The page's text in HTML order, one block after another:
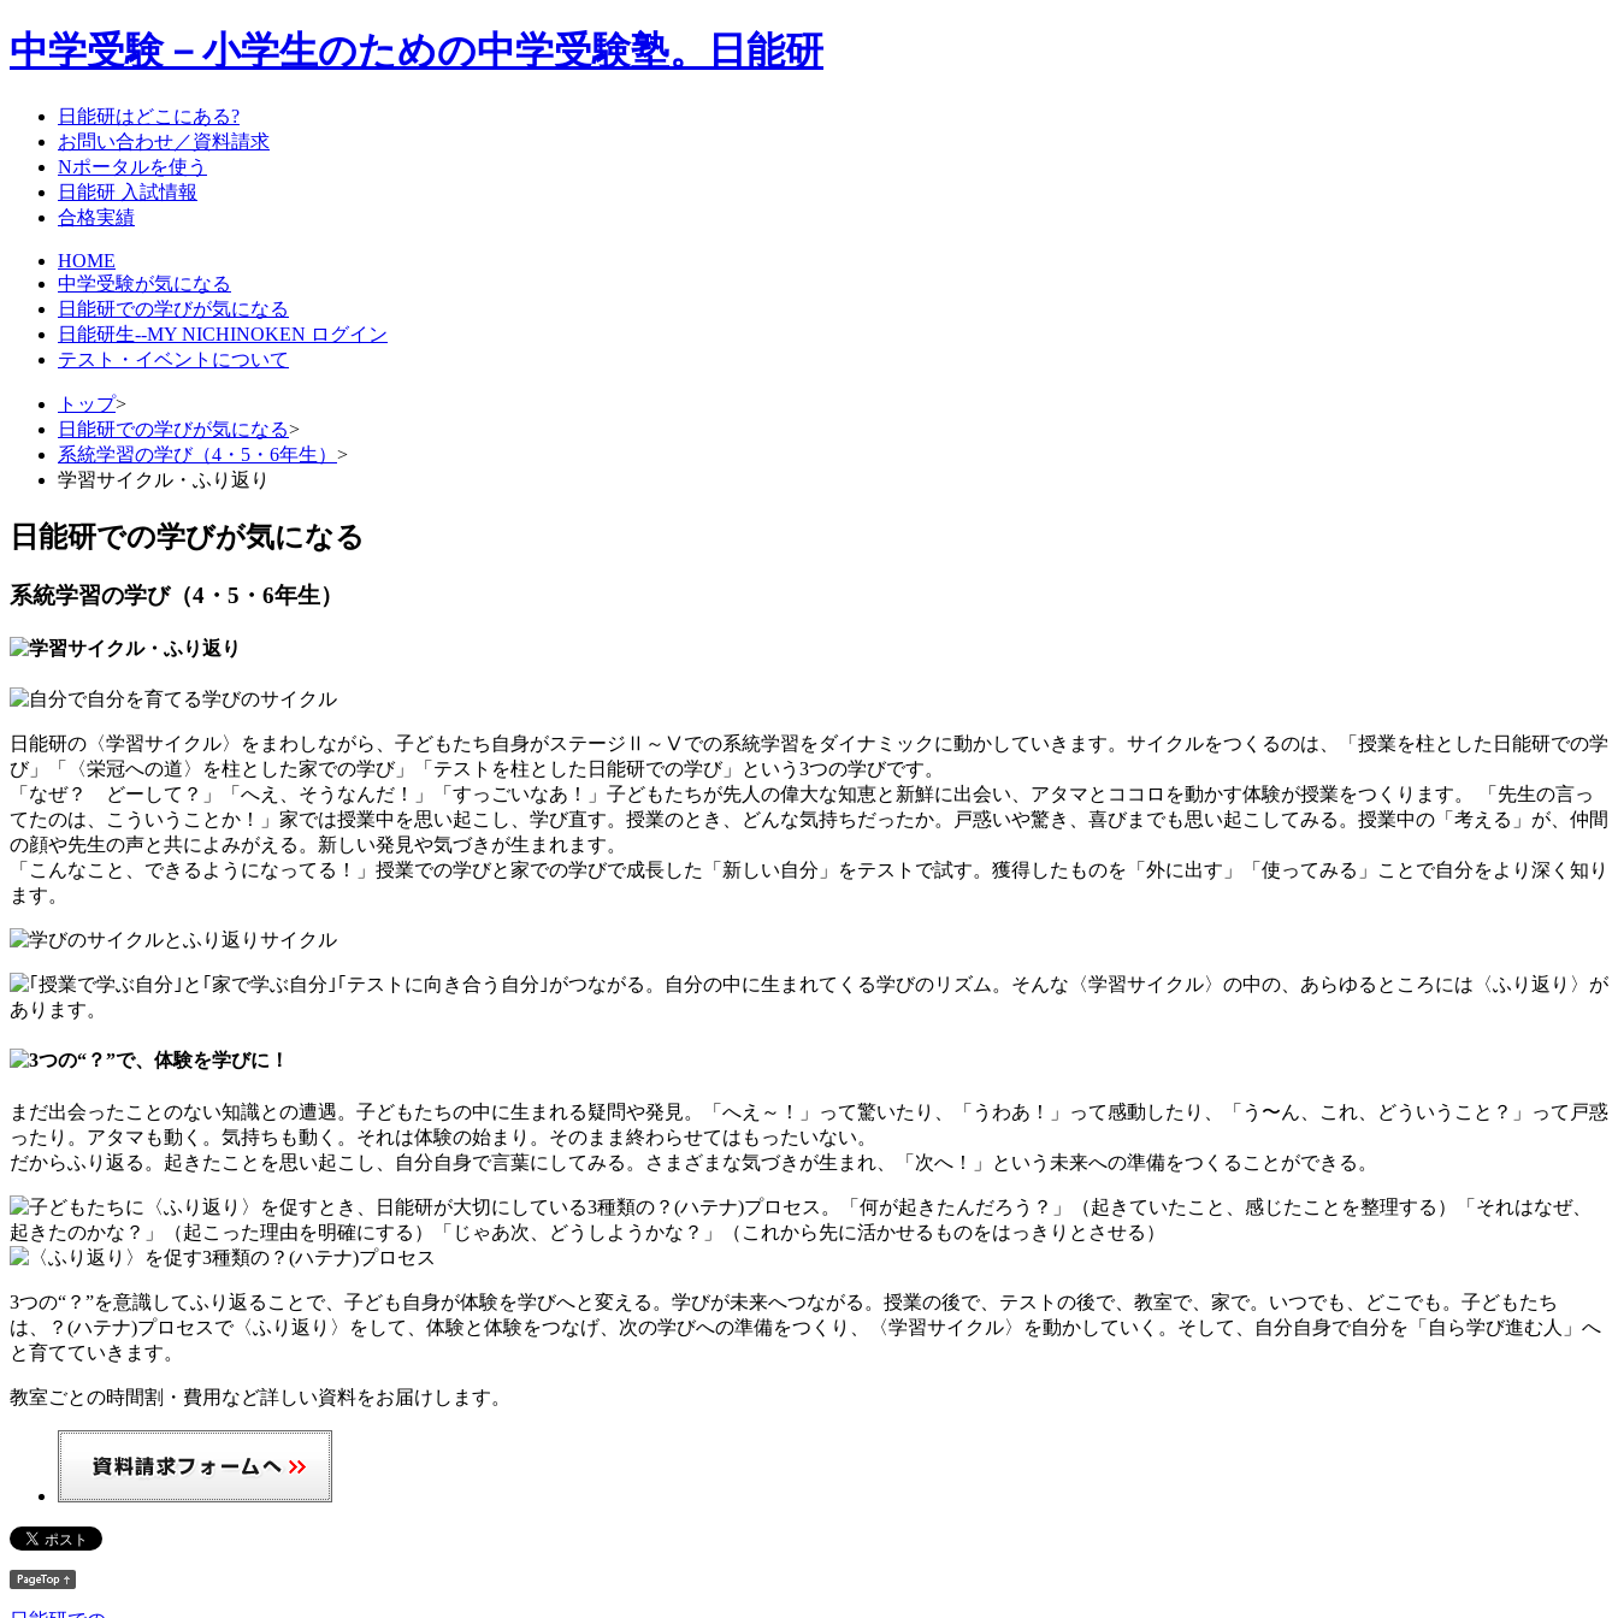
中学受験－小学生のための中学受験塾。日能研
日能研はどこにある?
お問い合わせ／資料請求
Nポータルを使う
日能研 入試情報
合格実績
HOME
中学受験が気になる
日能研での学びが気になる
日能研生--MY NICHINOKEN ログイン
テスト・イベントについて
トップ>
日能研での学びが気になる>
系統学習の学び（4・5・6年生） >
学習サイクル・ふり返り
日能研での学びが気になる
系統学習の学び（4・5・6年生）
日能研の〈学習サイクル〉をまわしながら、子どもたち自身がステージⅡ～Ⅴでの系統学習をダイナミックに動かしていきます。サイクルをつくるのは、「授業を柱とした日能研での学
び」「〈栄冠への道〉を柱とした家での学び」「テストを柱とした日能研での学び」という3つの学びです。
「なぜ？ どーして？」「へえ、そうなんだ！」「すっごいなあ！」子どもたちが先人の偉大な知恵と新鮮に出会い、アタマとココロを動かす体験が授業をつくります。 「先生の言っ
てたのは、こういうことか！」家では授業中を思い起こし、学び直す。授業のとき、どんな気持ちだったか。戸惑いや驚き、喜びまでも思い起こしてみる。授業中の「考える」が、仲間
の顔や先生の声と共によみがえる。新しい発見や気づきが生まれます。
「こんなこと、できるようになってる！」授業での学びと家での学びで成長した「新しい自分」をテストで試す。獲得したものを「外に出す」「使ってみる」ことで自分をより深く知り
ます。
まだ出会ったことのない知識との遭遇。子どもたちの中に生まれる疑問や発見。「へえ～！」って驚いたり、「うわあ！」って感動したり、「う〜ん、これ、どういうこと？」って戸惑
ったり。アタマも動く。気持ちも動く。それは体験の始まり。そのまま終わらせてはもったいない。
だからふり返る。起きたことを思い起こし、自分自身で言葉にしてみる。さまざまな気づきが生まれ、「次へ！」という未来への準備をつくることができる。
3つの“？”を意識してふり返ることで、子ども自身が体験を学びへと変える。学びが未来へつながる。授業の後で、テストの後で、教室で、家で。いつでも、どこでも。子どもたち
は、？(ハテナ)プロセスで〈ふり返り〉をして、体験と体験をつなげ、次の学びへの準備をつくり、〈学習サイクル〉を動かしていく。そして、自分自身で自分を「自ら学び進む人」へ
と育てていきます。
教室ごとの時間割・費用など詳しい資料をお届けします。